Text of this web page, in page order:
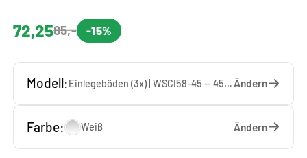
72,2585,- -15%
Modell: Einlegeböden (3x) | WSCI58-45 — 45 x 207 x 65 cm Ändern
Farbe: Weiß Ändern